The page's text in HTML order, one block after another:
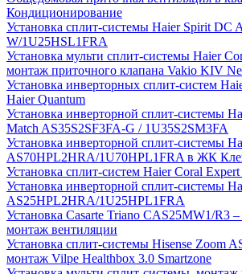
Кондиционирование
Установка сплит-системы Haier Spirit DC
W/1U25HSL1FRA
Установка мульти сплит-системы Haier
монтаж приточного клапана Vakio KIV
Установка инверторных сплит-систем
Haier Quantum
Установка инверторной сплит-системы
Match AS35S2SF3FA-G / 1U35S2SM3FA
Установка инверторной сплит-системы
AS70HPL2HRA/1U70HPL1FRA в ЖК
Установка сплит-систем Haier Coral
Установка инверторной сплит-системы
AS25HPL2HRA/1U25HPL1FRA
Установка Casarte Triano CAS25MW1/R3
монтаж вентиляции
Установка сплит-системы Hisense Zoom
монтаж Vilpe Healthbox 3.0 Smartzone